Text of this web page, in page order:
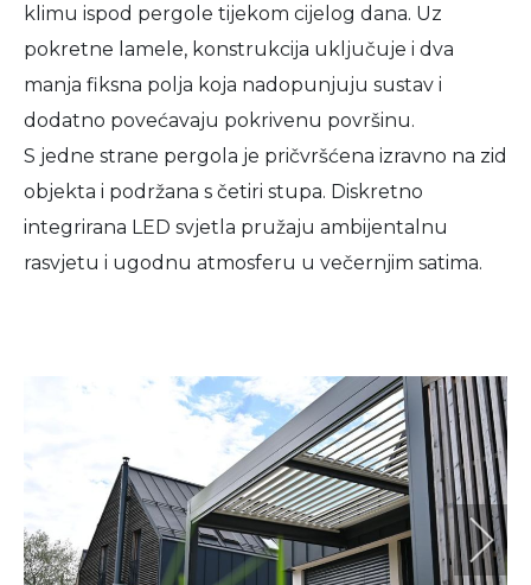
klimu ispod pergole tijekom cijelog dana. Uz
pokretne lamele, konstrukcija uključuje i dva
manja fiksna polja koja nadopunjuju sustav i
dodatno povećavaju pokrivenu površinu.
S jedne strane pergola je pričvršćena izravno na zid
objekta i podržana s četiri stupa. Diskretno
integrirana LED svjetla pružaju ambijentalnu
rasvjetu i ugodnu atmosferu u večernjim satima.